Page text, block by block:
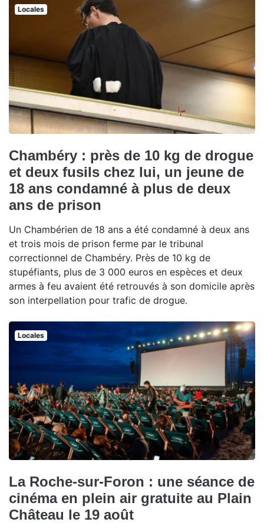
Locales
Chambéry : près de 10 kg de drogue
et deux fusils chez lui, un jeune de
18 ans condamné à plus de deux
ans de prison
Un Chambérien de 18 ans a été condamné à deux ans
et trois mois de prison ferme par le tribunal
correctionnel de Chambéry. Près de 10 kg de
stupéfiants, plus de 3 000 euros en espèces et deux
armes à feu avaient été retrouvés à son domicile après
son interpellation pour trafic de drogue.
Locales
La Roche-sur-Foron : une séance de
cinéma en plein air gratuite au Plain
Château le 19 août